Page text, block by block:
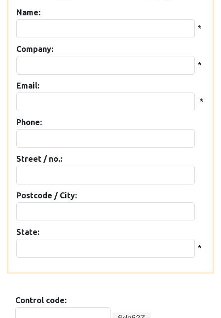
Name:
*
Company:
*
Email:
*
Phone:
Street / no.:
Postcode / City:
State:
*
Control code: